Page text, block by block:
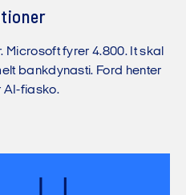
fyrer 4.800. It skal
bankdynasti. Ford henter
AI-fiasko.